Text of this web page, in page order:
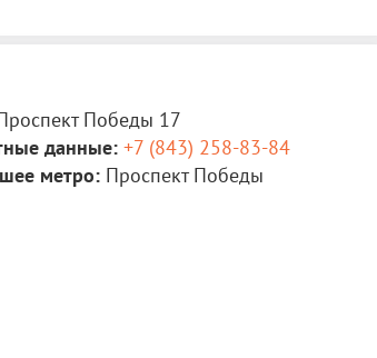
Победы 17
данные: +7 (843) 258-83-84
метро: Проспект Победы